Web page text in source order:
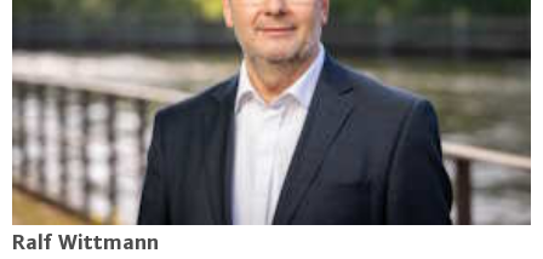
Ralf Wittmann